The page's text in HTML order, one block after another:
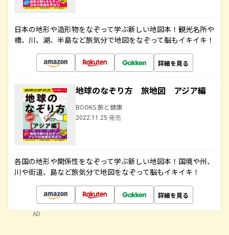
日本の地形や造形物をなぞって学ぶ新しい地図本！観光名所や
橋、川、湖、半島など旅気分で地図をなぞって脳もイキイキ！
詳細を見る
地球のなぞり方 旅地図 アジア編
BOOKS 旅と健康
2022.11.25 発売
各国の地形や関係性をなぞって学ぶ新しい地図本！国境や州、
川や街道、島など旅気分で地図をなぞって脳もイキイキ！
詳細を見る
AD